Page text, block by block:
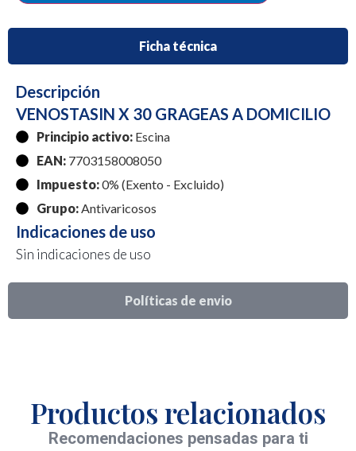
Ficha técnica
Políticas de envio
Descripción
VENOSTASIN X 30 GRAGEAS A DOMICILIO
Principio activo: Escina
EAN: 7703158008050
Impuesto:0% (Exento - Excluido)
Grupo:Antivaricosos
Indicaciones de uso
Sin indicaciones de uso
Productos relacionados
Recomendaciones pensadas para ti